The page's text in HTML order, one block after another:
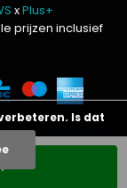
xPlus+
prijzen inclusief
Is dat